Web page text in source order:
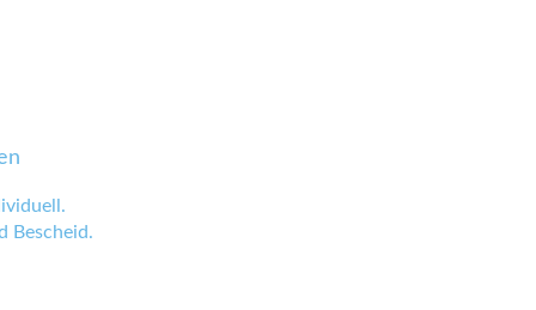
Bescheid.